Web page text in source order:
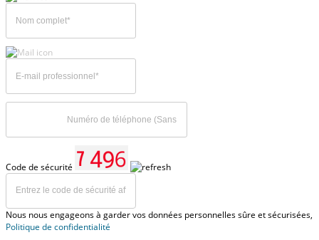
Code de sécurité
Nous nous engageons à garder vos données personnelles sûre et sécurisées,
Politique de confidentialité